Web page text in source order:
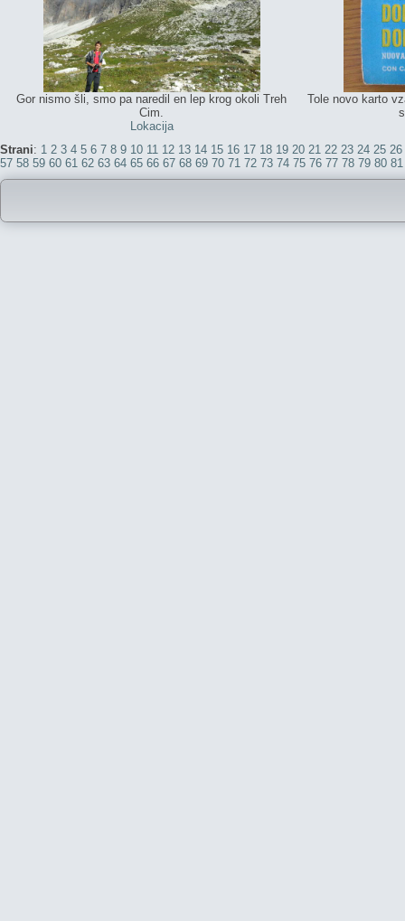
Gor nismo šli, smo pa naredil en lep krog okoli Treh
Cim.
Lokacija
Tole novo karto
Strani: 1 2 3 4 5 6 7 8 9 10 11 12 13 14 15 16 17 18 19 20 21 22 23 24 25 26
57 58 59 60 61 62 63 64 65 66 67 68 69 70 71 72 73 74 75 76 77 78 79 80 81